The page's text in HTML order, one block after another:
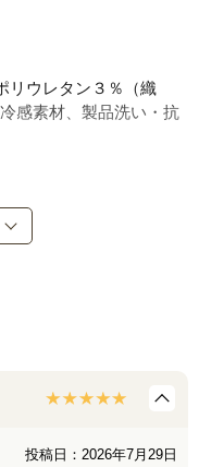
リウレタン３％（織
感素材、製品洗い・抗
り（取り外し可）
投稿日：2026年7月29日